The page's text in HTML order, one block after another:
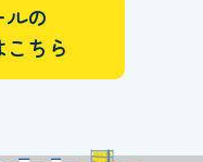
の
ちら